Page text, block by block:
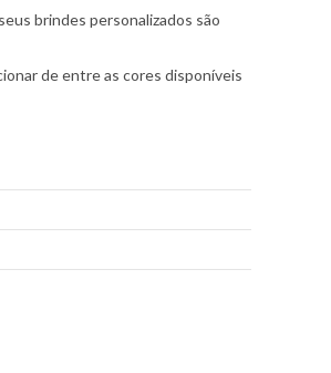
brindes personalizados são
de entre as cores disponíveis